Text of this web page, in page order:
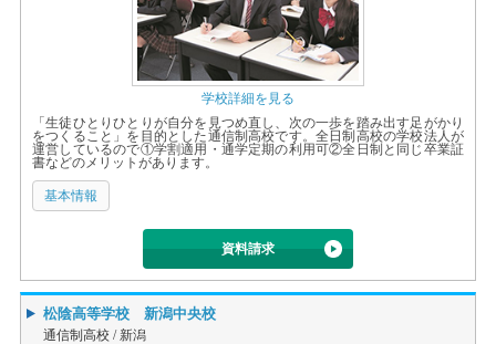
学校詳細を見る
「生徒ひとりひとりが自分を見つめ直し、次の一歩を踏み出す足がかり
をつくること」を目的とした通信制高校です。全日制高校の学校法人が
運営しているので①学割適用・通学定期の利用可②全日制と同じ卒業証
書などのメリットがあります。
基本情報
資料請求
松陰高等学校 新潟中央校
通信制高校 / 新潟